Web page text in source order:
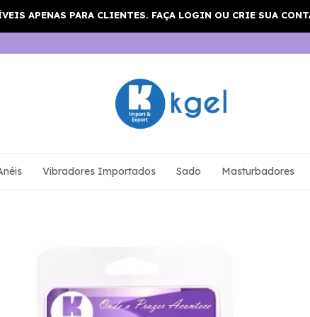
Vibradores Importados Sado Masturbadores